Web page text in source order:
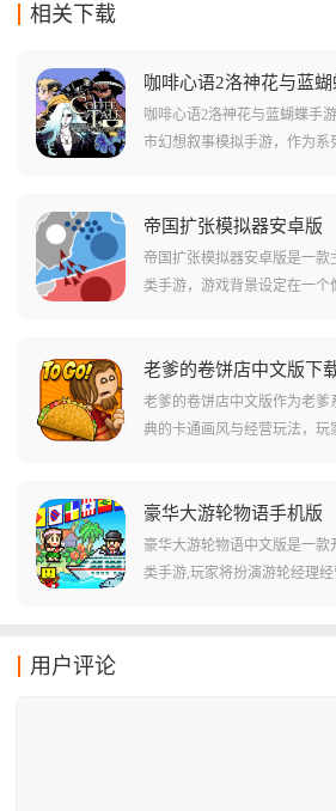
相关下载
咖啡心语2洛神花与蓝
咖啡心语2洛神花与蓝蝴蝶手
市幻想叙事模拟手游，作为系
咖啡师，除了经典的咖啡、红
全新的洛神花与蓝蝴蝶材料，
帝国扩张模拟器安卓版
帝国扩张模拟器安卓版是一
类手游，游戏背景设定在一个
从容应对征服、军团、统治及
战。
老爹的卷饼店中文版下
老爹的卷饼店中文版作为老
典的卡通画风与经营玩法，玩
的特殊食谱，加入可解锁的12
升级、家具和海报来装饰自己
制作各种口味的卷饼，例如
豪华大游轮物语手机版
豪华大游轮物语中文版是一款
类手游,玩家将扮演游轮经理经
用户评论